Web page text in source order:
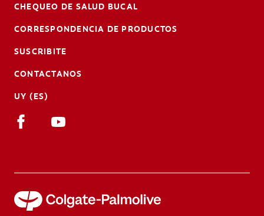
CHEQUEO DE SALUD BUCAL
CORRESPONDENCIA DE PRODUCTOS
SUSCRIBITE
CONTACTANOS
UY (ES)